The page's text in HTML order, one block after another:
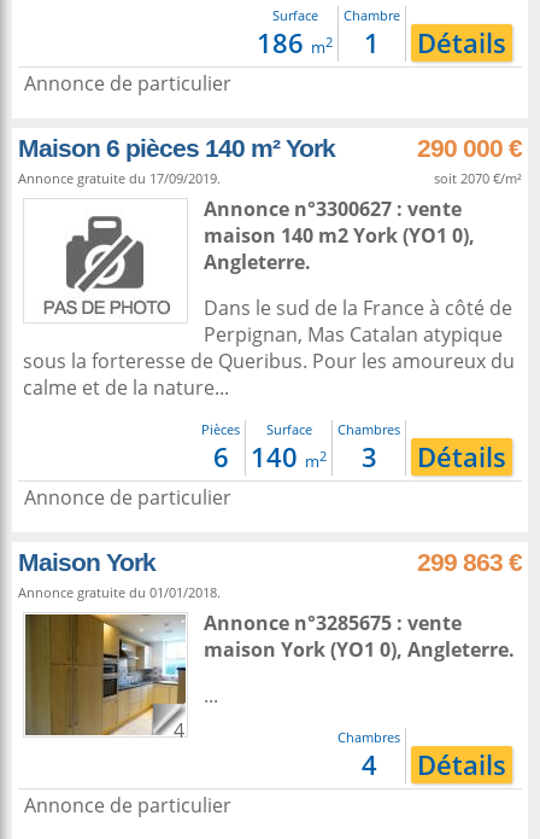
Surface
186 m2
Chambre
1 Détails
Annonce de particulier
Maison 6 pièces 140 m² York 290 000 €
Annonce gratuite du 17/09/2019. soit 2070 €/m²
Annonce n°3300627 : vente
maison 140 m2York(YO1 0),
Angleterre.
Dans le sud de la France à côté de
Perpignan, Mas Catalan atypique
sous la forteresse de Queribus. Pour les amoureux du
calme et de la nature...
Pièces
6
Surface
140 m2
Chambres
3 Détails
Annonce de particulier
Maison York 299 863 €
Annonce gratuite du 01/01/2018.
4
Annonce n°3285675 : vente
maison York(YO1 0), Angleterre.
...
Chambres
4 Détails
Annonce de particulier